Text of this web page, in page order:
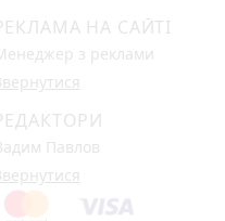
НА САЙТІ
з реклами
Павлов